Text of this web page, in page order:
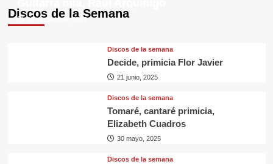
Discos de la Semana
29 septiembre, 2025
Discos de la semana
Decide, primicia Flor Javier
21 junio, 2025
Discos de la semana
Tomaré, cantaré primicia,
Elizabeth Cuadros
30 mayo, 2025
Discos de la semana